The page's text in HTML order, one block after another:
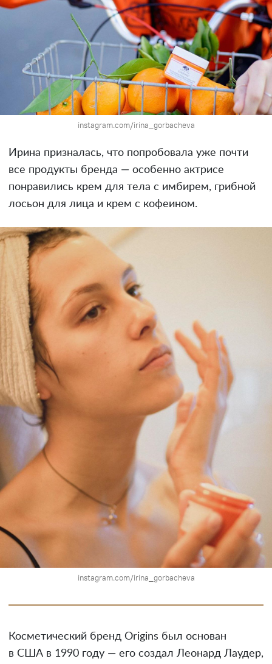
instagram.com/irina_gorbacheva
Ирина призналась, что попробовала уже почти
все продукты бренда — особенно актрисе
понравились крем для тела с имбирем, грибной
лосьон для лица и крем с кофеином.
instagram.com/irina_gorbacheva
Косметический бренд Origins был основан
в США в 1990 году — его создал Леонард Лаудер,